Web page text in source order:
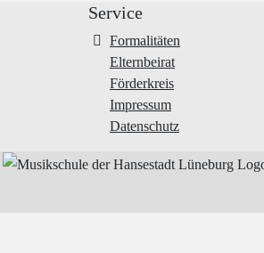
Service
Formalitäten
Elternbeirat
Förderkreis
Impressum
Datenschutz